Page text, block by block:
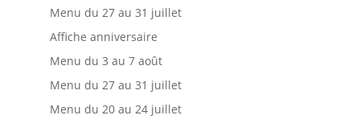
Menu du 27 au 31 juillet
Affiche anniversaire
Menu du 3 au 7 août
Menu du 27 au 31 juillet
Menu du 20 au 24 juillet